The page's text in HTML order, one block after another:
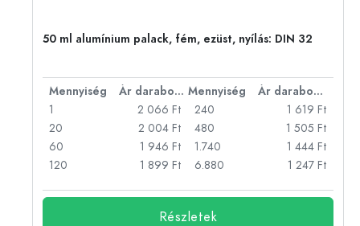
50 ml alumínium palack, fém, ezüst, nyílás: DIN 32
Mennyiség Ár darabonként Mennyiség
Ár darabonként
1
2 066 Ft
20
2 004 Ft
60
1 946 Ft
120
1 899 Ft
240
1 619 Ft
480
1 505 Ft
1.740
1 444 Ft
6.880
1 247 Ft
Részletek